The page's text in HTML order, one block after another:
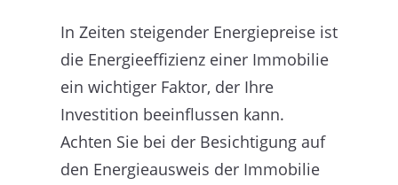
In Zeiten steigender Energiepreise ist
die Energieeffizienz einer Immobilie
ein wichtiger Faktor, der Ihre
Investition beeinflussen kann.
Achten Sie bei der Besichtigung auf
den Energieausweis der Immobilie